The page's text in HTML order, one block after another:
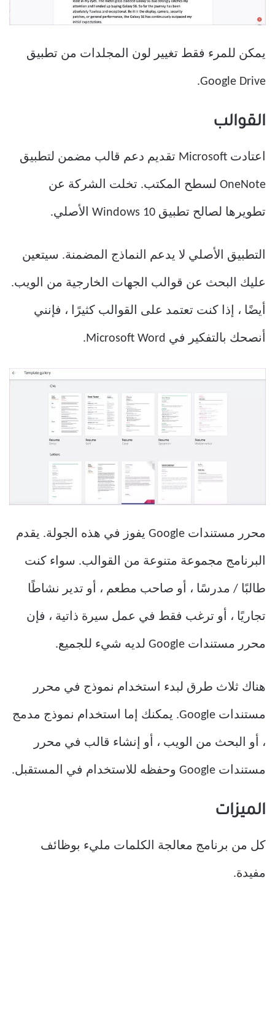
يمكن للمرء فقط تغيير لون المجلدات من تطبيق
Google Drive.
القوالب
اعتادت Microsoft تقديم دعم قالب مضمن لتطبيق
OneNote لسطح المكتب. تخلت الشركة عن
تطويرها لصالح تطبيق Windows 10 الأصلي.
التطبيق الأصلي لا يدعم النماذج المضمنة. سيتعين
عليك البحث عن قوالب الجهات الخارجية من الويب.
أيضًا ، إذا كنت تعتمد على القوالب كثيرًا ، فإنني
أنصحك بالتفكير في Microsoft Word.
محرر مستندات Google يفوز في هذه الجولة. يقدم
البرنامج مجموعة متنوعة من القوالب. سواء كنت
طالبًا / مدرسًا ، أو صاحب مطعم ، أو تدير نشاطًا
تجاريًا ، أو ترغب فقط في عمل سيرة ذاتية ، فإن
محرر مستندات Google لديه شيء للجميع.
هناك ثلاث طرق لبدء استخدام نموذج في محرر
مستندات Google. يمكنك إما استخدام نموذج مدمج
، أو البحث من الويب ، أو إنشاء قالب في محرر
مستندات Google وحفظه للاستخدام في المستقبل.
الميزات
كل من برنامج معالجة الكلمات مليء بوظائف
مفيدة.